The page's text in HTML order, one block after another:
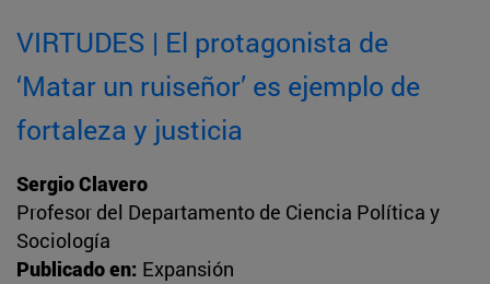
VIRTUDES | El protagonista de
‘Matar un ruiseñor’ es ejemplo de
fortaleza y justicia
Sergio Clavero
Profesor del Departamento de Ciencia Política y
Sociología
Publicado en: Expansión